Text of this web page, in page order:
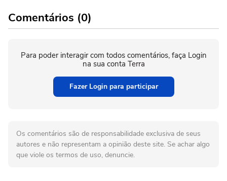
Comentários (0)
Para poder interagir com todos comentários, faça Login
na sua conta Terra
Fazer Login para participar
Os comentários são de responsabilidade exclusiva de seus
autores e não representam a opinião deste site. Se achar algo
que viole os termos de uso, denuncie.